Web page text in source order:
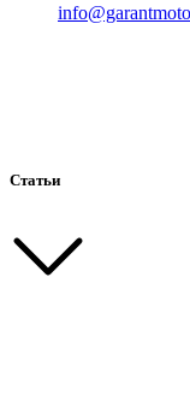
Статьи